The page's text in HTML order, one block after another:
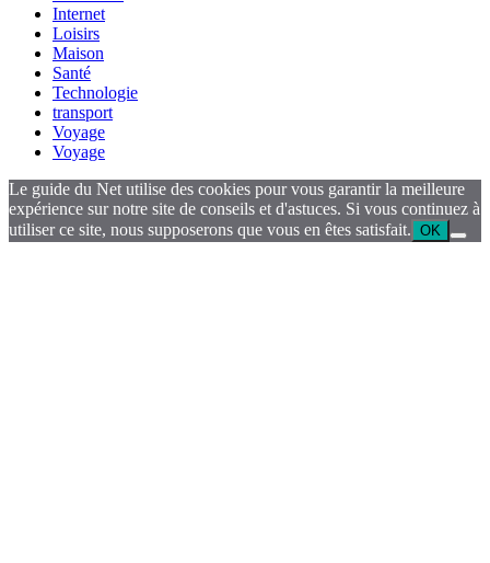
Internet
Loisirs
Maison
Santé
Technologie
transport
Voyage
Voyage
Le guide du Net utilise des cookies pour vous garantir la meilleure
expérience sur notre site de conseils et d'astuces. Si vous continuez à
utiliser ce site, nous supposerons que vous en êtes satisfait. OK